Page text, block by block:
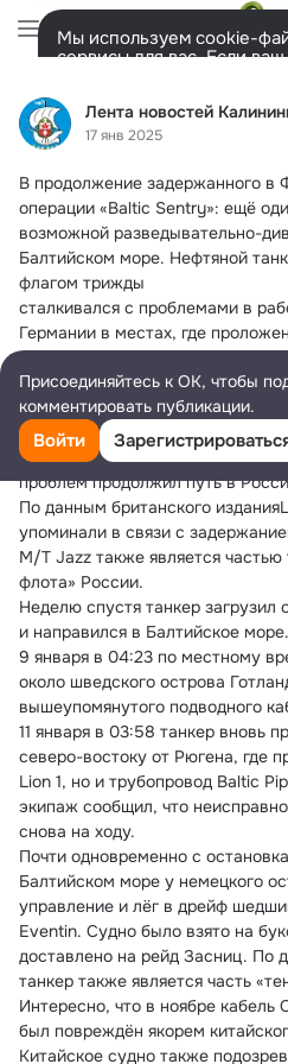
Лента новостей
17 янв 2025
В продолжение задержанного в
операции «Baltic Sentry»: ещё
возможной разведывательно-
Балтийском море. Нефтяной
флагом трижды
сталкивался с проблемами в
Германии в местах, где
Следовавшее из Суданасудно
районе финского города Ханко
Для контроля за ситуацией
направила в зону происшествия
Turva. 31 декабря танкер после
проблем продолжил путь в
По данным британского
упоминали в связи с
M/T Jazz также является
флота» России.
Неделю спустя танкер загрузил
и направился в Балтийское море.
9 января в 04:23 по местному
около шведского острова
вышеупомянутого подводного
11 января в 03:58 танкер вновь
северо-востоку от Рюгена, где
Lion 1, но и трубопровод Baltic
экипаж сообщил, что
снова на ходу.
Почти одновременно с
Балтийском море у немецкого
управление и лёг в дрейф
Eventin. Судно было взято на
доставлено на рейд Засниц. По
танкер также является часть
Интересно, что в ноябре кабель
был повреждён якорем
Китайское судно также
Мы используем cookie-
сервисы для вас. Если
представитель.
Разрешить все
Лента Участники
Дополнительная
колонка
Всё49 449 Обсуждаемые
Присоединяйтесь к ОК, чтобы
комментировать публикации.
Войти